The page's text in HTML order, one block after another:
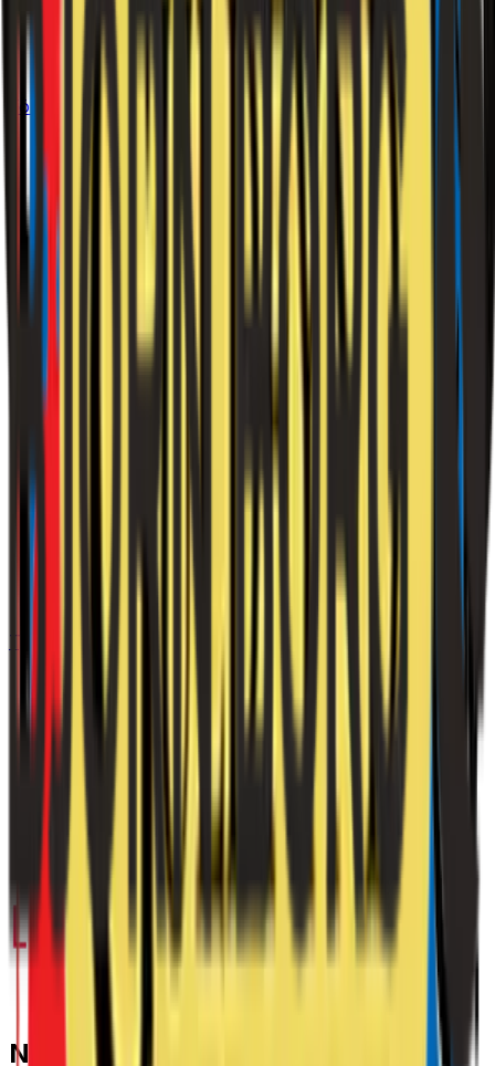
Lönestatistik
Nettolönekalkylator
verktyg
Timlön ↔ månadslön
verktyg
Företag & skatt
Momskalkylator
verktyg
Timpriskalkylator
Konsult-netto
verktyg
Bokföringsprogram
AB eller enskild firma
verktyg
3:12-kalkyl
verktyg
Privatekonomi
Elkostnadskalkylator
verktyg
Bolånekalkylator
Bolåneräntor
Tjäna pengar online
Affiliateprogram
Kategorier
Affiliatenätverk
Provisionskalkyl
Hem
Tjäna pengar online
Affiliateprogram
Lindex SE
Fashion
Nätverk